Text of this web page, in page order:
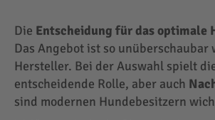
Die Entscheidung für das optimale
Das Angebot ist so
Hersteller. Bei der Auswahl spielt
entscheidende Rolle, aber auch
sind modernen Hundebesitzern